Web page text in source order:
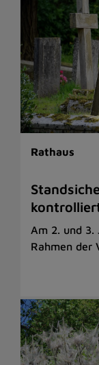
Rathaus
Am 2. und
Rahmen der